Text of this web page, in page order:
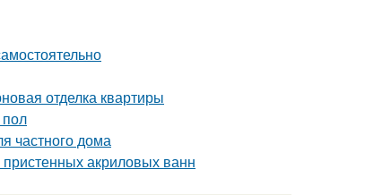
отделка квартиры
частного дома
акриловых ванн